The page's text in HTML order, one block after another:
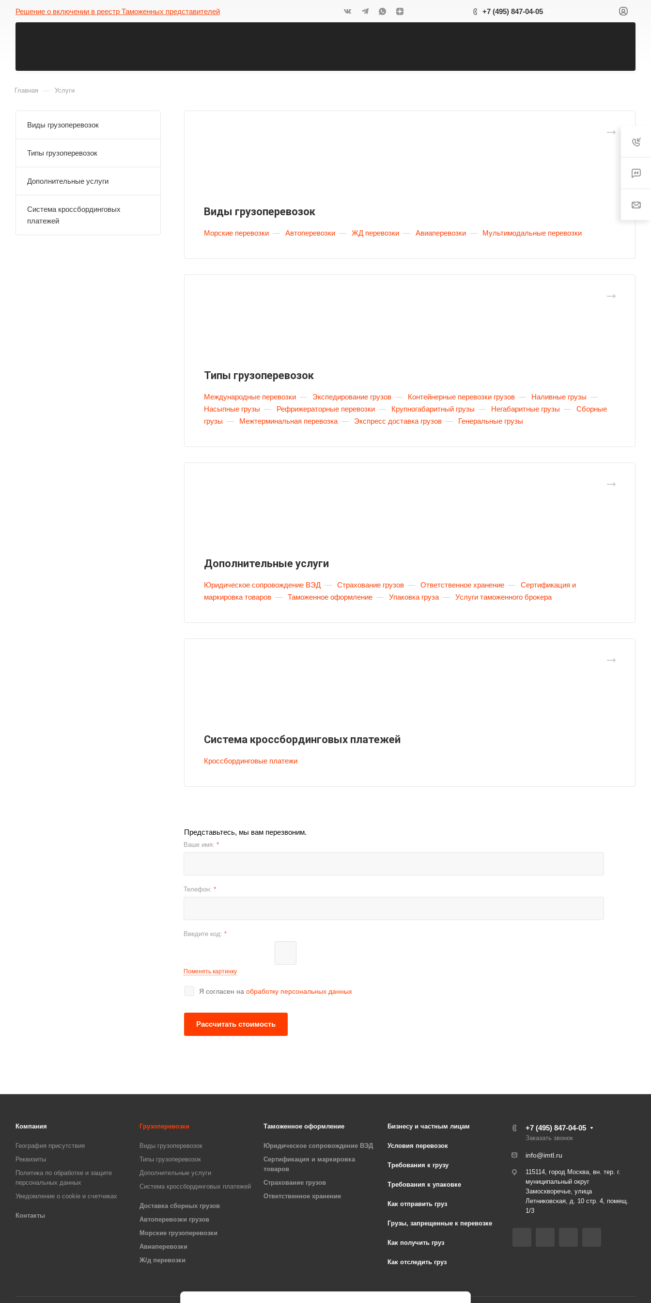
Решение о включении в реестр Таможенных представителей +7 (495) 847-04-05
Главная — Услуги
Виды грузоперевозок
Морские перевозки — Автоперевозки — ЖД перевозки — Авиаперевозки — Мультимодальные перевозки
Типы грузоперевозок
Международные перевозки — Экспедирование грузов — Контейнерные перевозки грузов — Наливные грузы —
Насыпные грузы — Рефрижераторные перевозки — Крупногабаритный грузы — Негабаритные грузы —
Сборные
грузы — Межтерминальная перевозка — Экспресс доставка грузов — Генеральные грузы
Дополнительные услуги
Юридическое сопровождение ВЭД — Страхование грузов — Ответственное хранение —
Сертификация и
маркировка товаров — Таможенное оформление — Упаковка груза — Услуги таможенного брокера
Система кроссбординговых платежей
Кроссбординговые платежи
Представьтесь, мы вам перезвоним.
Ваше имя: *
Телефон: *
Введите код: *
Поменять картинку
Я согласен на обработку персональных данных
Рассчитать стоимость
Виды грузоперевозок
Типы грузоперевозок
Дополнительные услуги
Система кроссбординговых
платежей
Компания
География присутствия
Реквизиты
Политика по обработке и защите
персональных данных
Уведомление о cookie и счетчиках
Контакты
Грузоперевозки
Виды грузоперевозок
Типы грузоперевозок
Дополнительные услуги
Система кроссбординговых платежей
Доставка сборных грузов
Автоперевозки грузов
Морские грузоперевозки
Авиаперевозки
Ж/д перевозки
Таможенное оформление
Юридическое сопровождение ВЭД
Сертификация и маркировка
товаров
Страхование грузов
Ответственное хранение
Бизнесу и частным лицам
Условия перевозок
Требования к грузу
Требования к упаковке
Как отправить груз
Грузы, запрещенные к перевозке
Как получить груз
Как отследить груз
+7 (495) 847-04-05
Заказать звонок
info@imtl.ru
115114, город Москва, вн. тер. г.
муниципальный округ
Замоскворечье, улица
Летниковская, д. 10 стр. 4, помещ.
1/3